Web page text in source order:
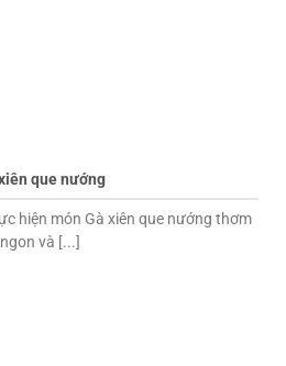
que nướng
hiện món Gà xiên que nướng thơm
ngon và [...]